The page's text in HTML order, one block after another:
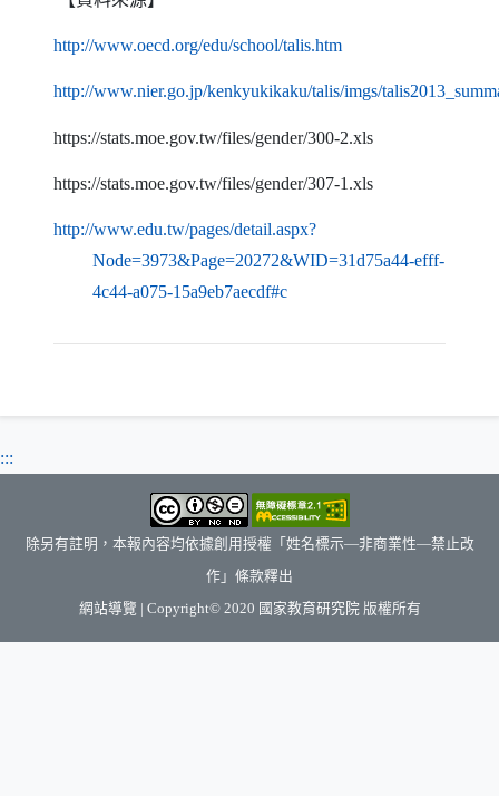
http://www.oecd.org/edu/school/talis.htm（另開新視窗）
http://www.nier.go.jp/kenkyukikaku/talis/imgs/
https://stats.moe.gov.tw/files/gender/300-2.xls
https://stats.moe.gov.tw/files/gender/307-1.xls
http://www.edu.tw/pages/detail.aspx?
Node=3973&Page=20272&WID=31d75a44-efff-
4c44-a075-15a9eb7aecdf#c（另開新視窗）
:::
除另有註明，本報內容均依據創用授權「姓名標示—非商業性—禁止改
作」條款釋出
網站導覽 | Copyright© 2020 國家教育研究院（另開新視窗）
版權所有